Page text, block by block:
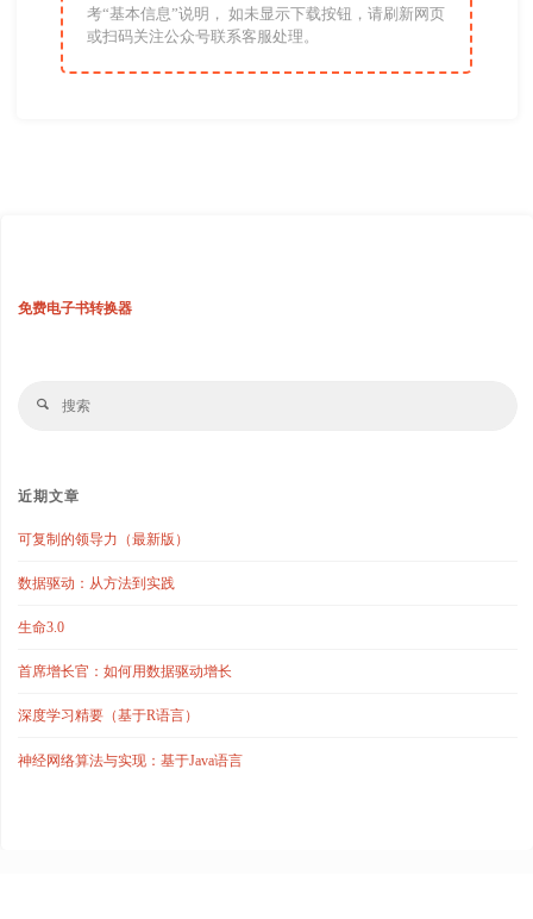
考“基本信息”说明， 如未显示下载按钮，请刷新网页
或扫码关注公众号联系客服处理。
免费电子书转换器
搜
近期文章
可复制的领导力（最新版）
数据驱动：从方法到实践
生命3.0
首席增长官：如何用数据驱动增长
深度学习精要（基于R语言）
神经网络算法与实现：基于Java语言